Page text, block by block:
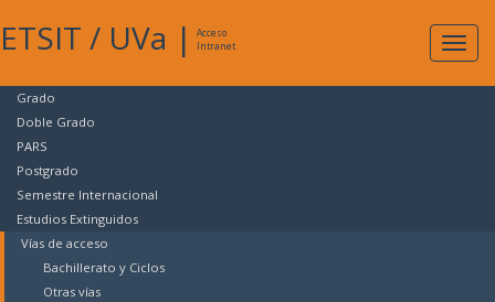
ETSIT / UVa |
Acceso
Intranet
Grado
Doble Grado
PARS
Postgrado
Semestre Internacional
Estudios Extinguidos
Vías de acceso
Bachillerato y Ciclos
Otras vías